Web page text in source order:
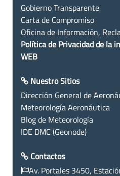
Gobierno Transparente
Carta de Compromiso
Oficina de Información,
Política de Privacidad de la
WEB
Nuestro Sitios
Dirección General de
Meteorología Aeronáutica
Blog de Meteorología
IDE DMC (Geonode)
Contactos
Av. Portales 3450,